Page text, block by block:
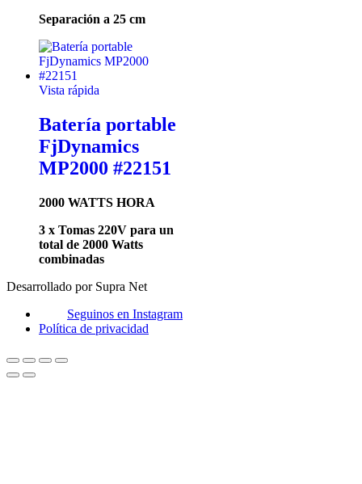
Separación a 25 cm
Vista rápida
Batería portable
FjDynamics
MP2000 #22151
2000 WATTS HORA
3 x Tomas 220V para un
total de 2000 Watts
combinadas
Desarrollado por Supra Net
Seguinos en Instagram
Política de privacidad
Scroll
al